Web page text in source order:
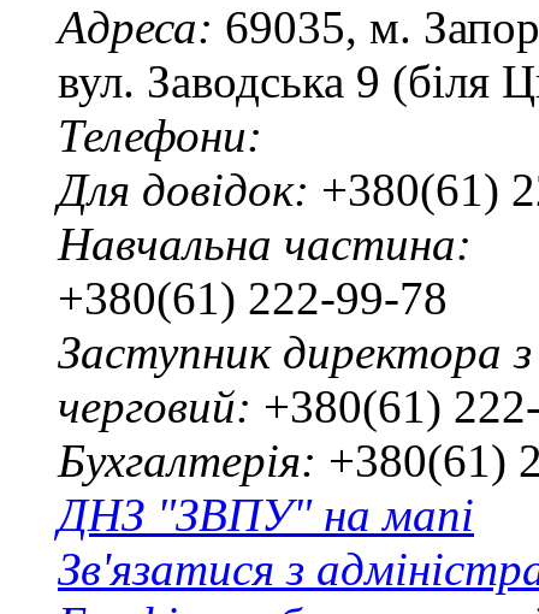
Адреса: 69035, м.
вул. Заводська 9 (біля
Телефони:
Для довідок: +380(61)
Навчальна частина:
+380(61) 222-99-78
Заступник директора
черговий: +380(61)
Бухгалтерія: +380(61)
ДНЗ "ЗВПУ" на мапі
Зв'язатися з